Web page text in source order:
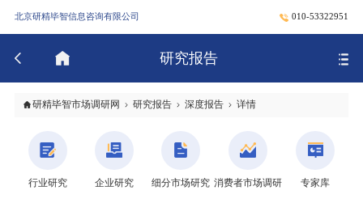
北京研精毕智信息咨询有限公司 010-53322951
研究报告
研精毕智市场调研网 研究报告 深度报告 详情
行业研究 企业研究 细分市场研究 消费者市场调研 专家库